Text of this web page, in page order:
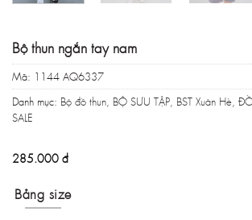
Bộ thun ngắn tay nam
Mã:1144 AQ6337
Danh mục:Bộ đồ thun,BỘ SƯU TẬP,BST Xuân Hè,
SALE
285.000 đ
Bảng size